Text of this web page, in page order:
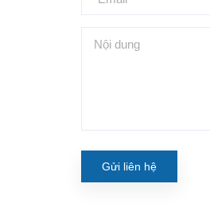
Gửi liên hệ